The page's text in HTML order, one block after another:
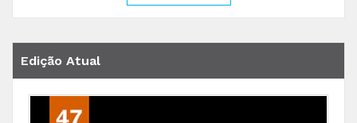
Edição Atual